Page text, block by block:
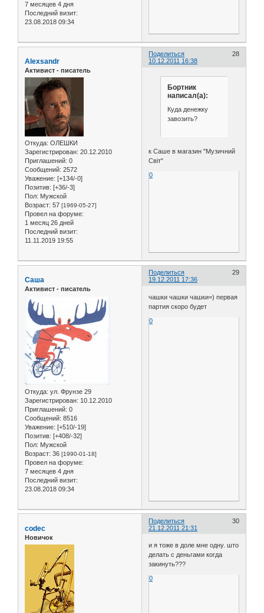
7 месяцев 4 дня
Последний визит:
23.08.2018 09:34
Поделиться
28
10.12.2011 16:38
Alexsandr
Активист - писатель
Откуда: ОЛЕШКИ
Зарегистрирован: 20.12.2010
Приглашений: 0
Сообщений: 2572
Уважение: [+134/-0]
Позитив: [+36/-3]
Пол: Мужской
Возраст: 57 [1969-05-27]
Провел на форуме:
1 месяц 26 дней
Последний визит:
11.11.2019 19:55
Бортник
написал(а):
Куда денежку
завозить?
к Саше в магазин "Музичний
Свiт"
0
Поделиться
29
19.12.2011 17:36
Саша
Активист - писатель
Откуда: ул. Фрунзе 29
Зарегистрирован: 10.12.2010
Приглашений: 0
Сообщений: 8516
Уважение: [+510/-19]
Позитив: [+408/-32]
Пол: Мужской
Возраст: 36 [1990-01-18]
Провел на форуме:
7 месяцев 4 дня
Последний визит:
23.08.2018 09:34
чашки чашки чашки=) первая
партия скоро будет
0
Поделиться
30
21.12.2011 21:31
codec
Новичок
и я тоже в доле мне одну. што
делать с деньгами когда
закинуть???
0